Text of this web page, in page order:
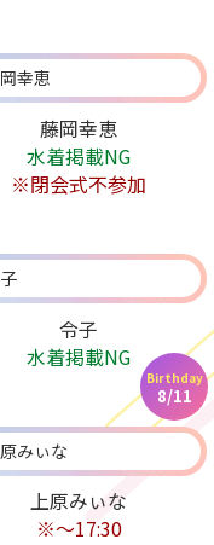
藤岡幸恵
水着掲載NG
※閉会式不参加
Birthday
8/11
令子
水着掲載NG
上原みぃな
※〜17:30